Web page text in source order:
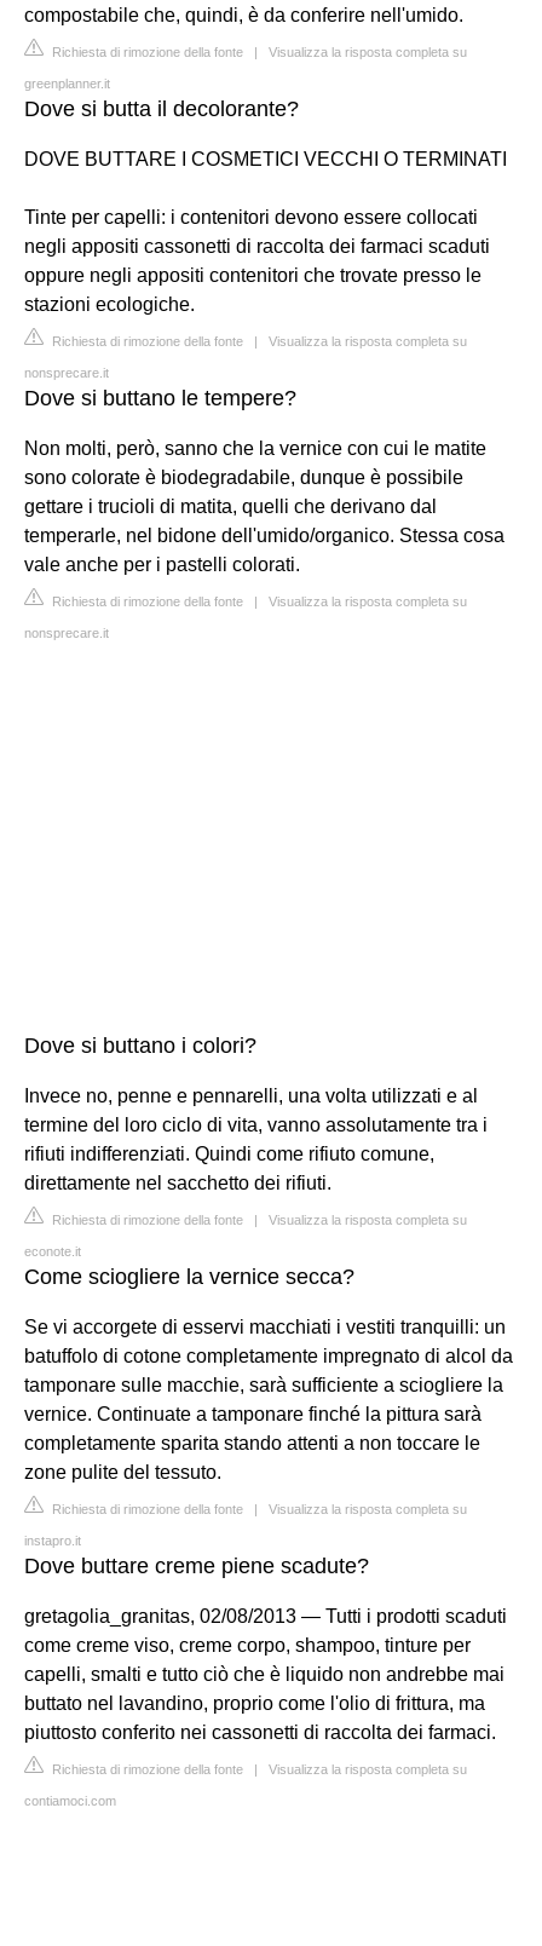
compostabile che, quindi, è da conferire nell'umido.
Richiesta di rimozione della fonte | Visualizza la risposta completa su
greenplanner.it
Dove si butta il decolorante?
DOVE BUTTARE I COSMETICI VECCHI O TERMINATI
Tinte per capelli: i contenitori devono essere collocati
negli appositi cassonetti di raccolta dei farmaci scaduti
oppure negli appositi contenitori che trovate presso le
stazioni ecologiche.
Richiesta di rimozione della fonte | Visualizza la risposta completa su
nonsprecare.it
Dove si buttano le tempere?
Non molti, però, sanno che la vernice con cui le matite
sono colorate è biodegradabile, dunque è possibile
gettare i trucioli di matita, quelli che derivano dal
temperarle, nel bidone dell'umido/organico. Stessa cosa
vale anche per i pastelli colorati.
Richiesta di rimozione della fonte | Visualizza la risposta completa su
nonsprecare.it
Dove si buttano i colori?
Invece no, penne e pennarelli, una volta utilizzati e al
termine del loro ciclo di vita, vanno assolutamente tra i
rifiuti indifferenziati. Quindi come rifiuto comune,
direttamente nel sacchetto dei rifiuti.
Richiesta di rimozione della fonte | Visualizza la risposta completa su
econote.it
Come sciogliere la vernice secca?
Se vi accorgete di esservi macchiati i vestiti tranquilli: un
batuffolo di cotone completamente impregnato di alcol da
tamponare sulle macchie, sarà sufficiente a sciogliere la
vernice. Continuate a tamponare finché la pittura sarà
completamente sparita stando attenti a non toccare le
zone pulite del tessuto.
Richiesta di rimozione della fonte | Visualizza la risposta completa su
instapro.it
Dove buttare creme piene scadute?
gretagolia_granitas, 02/08/2013 — Tutti i prodotti scaduti
come creme viso, creme corpo, shampoo, tinture per
capelli, smalti e tutto ciò che è liquido non andrebbe mai
buttato nel lavandino, proprio come l'olio di frittura, ma
piuttosto conferito nei cassonetti di raccolta dei farmaci.
Richiesta di rimozione della fonte | Visualizza la risposta completa su
contiamoci.com